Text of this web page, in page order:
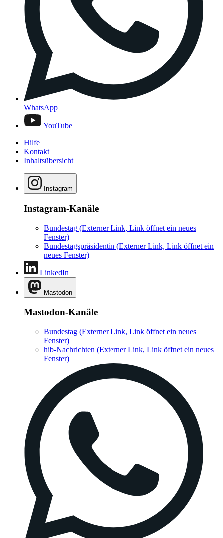
WhatsApp
YouTube
Hilfe
Kontakt
Inhaltsübersicht
Instagram
Instagram-Kanäle
Bundestag (Externer Link, Link öffnet ein neues
Fenster)
Bundestagspräsidentin (Externer Link, Link öffnet ein
neues Fenster)
LinkedIn
Mastodon
Mastodon-Kanäle
Bundestag (Externer Link, Link öffnet ein neues
Fenster)
hib-Nachrichten (Externer Link, Link öffnet ein neues
Fenster)